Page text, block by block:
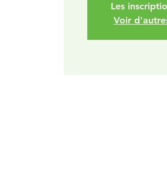
Les
Voir